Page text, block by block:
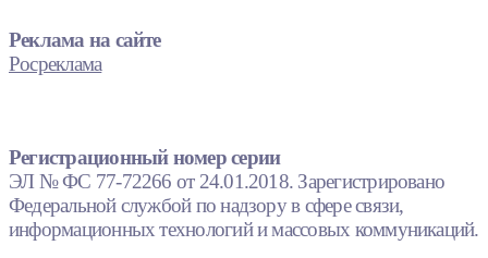
Реклама на сайте
Росреклама
Регистрационный номер серии
ЭЛ № ФС 77-72266 от 24.01.2018. Зарегистрировано
Федеральной службой по надзору в сфере связи,
информационных технологий и массовых коммуникаций.